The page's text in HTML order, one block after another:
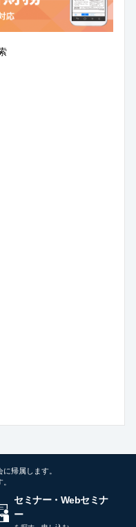
帰属します。
セミナー・Webセミナ
ー